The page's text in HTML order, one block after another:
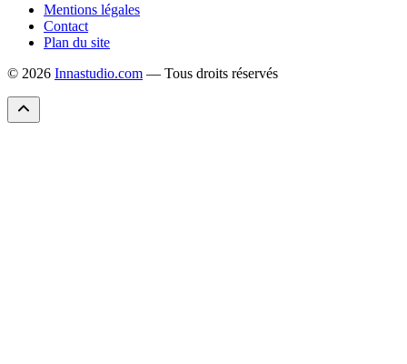
Mentions légales
Contact
Plan du site
© 2026 Innastudio.com — Tous droits réservés